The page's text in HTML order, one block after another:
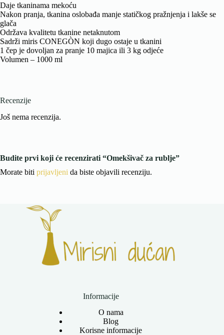
Daje tkaninama mekoću
Nakon pranja, tkanina oslobađa manje statičkog pražnjenja i lakše se
glača
Održava kvalitetu tkanine netaknutom
Sadrži miris CONEGÒN koji dugo ostaje u tkanini
1 čep je dovoljan za pranje 10 majica ili 3 kg odjeće
Volumen – 1000 ml
Recenzije
Još nema recenzija.
Budite prvi koji će recenzirati “Omekšivač za rublje”
Morate biti prijavljeni da biste objavili recenziju.
Informacije
O nama
Blog
Korisne informacije